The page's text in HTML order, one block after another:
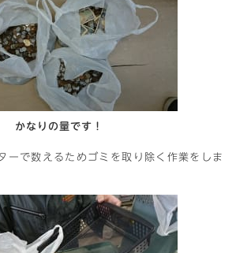
かなりの量です！
ーで数えるためゴミを取り除く作業をしま